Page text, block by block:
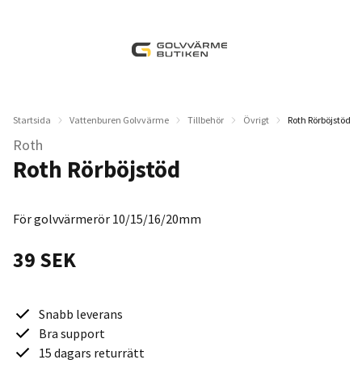
Startsida Vattenburen Golvvärme Tillbehör Övrigt Roth Rörböjstöd
Roth
Roth Rörböjstöd
För golvvärmerör 10/15/16/20mm
39 SEK
Snabb leverans
Bra support
15 dagars returrätt